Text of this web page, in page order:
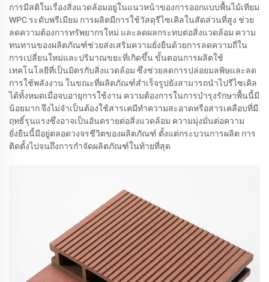
การมีสติในเรื่องสิ่งแวดล้อมอยู่ในแนวหน้าของการออกแบบพื้นไม้เทียม
WPC ระดับพรีเมียม การผลิตมีการใช้วัสดุรีไซเคิลในสัดส่วนที่สูง ช่วย
ลดความต้องการทรัพยากรใหม่ และลดผลกระทบต่อสิ่งแวดล้อม ความ
ทนทานของผลิตภัณฑ์ช่วยส่งเสริมความยั่งยืนด้วยการลดความถี่ใน
การเปลี่ยนใหม่และปริมาณขยะที่เกิดขึ้น ขั้นตอนการผลิตใช้
เทคโนโลยีที่เป็นมิตรกับสิ่งแวดล้อม ซึ่งช่วยลดการปล่อยมลพิษและลด
การใช้พลังงาน ในขณะที่ผลิตภัณฑ์สำเร็จรูปยังสามารถนำไปรีไซเคิล
ได้ทั้งหมดเมื่อจบอายุการใช้งาน ความต้องการในการบำรุงรักษาพื้นนี้มี
น้อยมาก จึงไม่จำเป็นต้องใช้สารเคมีทำความสะอาดหรือสารเคลือบที่มี
ฤทธิ์รุนแรงซึ่งอาจเป็นอันตรายต่อสิ่งแวดล้อม ความมุ่งมั่นต่อความ
ยั่งยืนนี้มีอยู่ตลอดวงจรชีวิตของผลิตภัณฑ์ ตั้งแต่กระบวนการผลิต การ
ติดตั้งไปจนถึงการกำจัดผลิตภัณฑ์ในท้ายที่สุด